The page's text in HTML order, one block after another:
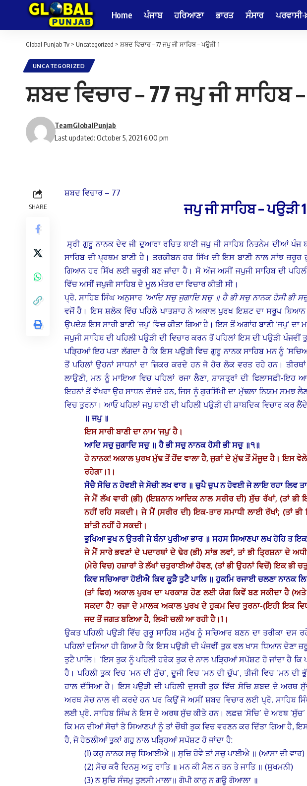
Home ਪੰਜਾਬ ਹਰਿਆਣਾ ਭਾਰਤ ਸੰਸਾਰ
Global Punjab Tv > Uncategorized > ਸ਼ਬਦ ਵਿਚਾਰ – 77 ਜਪੁ ਜੀ ਸਾਹਿਬ – ਪਉੜੀ 1
UNCATEGORIZED
ਸ਼ਬਦ ਵਿਚਾਰ – 77 ਜਪੁ ਜੀ ਸਾਹਿਬ
Last updated: October 5, 2021 6:00 pm
TeamGlobalPunjab
SHARE
ਸ਼ਬਦ ਵਿਚਾਰ – 77
ਜਪੁ ਜੀ ਸਾਹਿਬ – ਪਉੜੀ 1
ਸ੍ਰੀ ਗੁਰੂ ਨਾਨਕ ਦੇਵ ਜੀ ਦੁਆਰਾ ਰਚਿਤ ਬਾਣੀ ਜਪੁ ਜੀ ਸਾਹਿਬ ਨਿਤਨੇਮ ਦੀਆਂ ਪੰਜ
ਸਾਹਿਬ ਦੀ ਪ੍ਰਥਮ ਬਾਣੀ ਹੈ। ਤਰਕੀਬਨ ਹਰ ਸਿੱਖ ਦੀ ਇਸ ਬਾਣੀ ਨਾਲ ਸਾਂਝ
ਗਿਆਨ ਹਰ ਸਿੱਖ ਲਈ ਜ਼ਰੂਰੀ ਬਣ ਜਾਂਦਾ ਹੈ। ਸੋ ਅੱਜ ਅਸੀਂ ਜਪੁਜੀ ਸਾਹਿਬ ਦੀ
ਵਿੱਚ ਅਸੀਂ ਜਪੁਜੀ ਸਾਹਿਬ ਦੇ ਮੂਲ ਮੰਤਰ ਦਾ ਵਿਚਾਰ ਕੀਤੀ ਸੀ।
ਪ੍ਰੋ. ਸਾਹਿਬ ਸਿੰਘ ਅਨੁਸਾਰ ‘ਆਦਿ ਸਚੁ ਜੁਗਾਦਿ ਸਚੁ ॥ ਹੈ ਭੀ ਸਚੁ ਨਾਨਕ ਹੋਸੀ ਭੀ
ਵਜੋਂ ਹੈ। ਇਸ ਸ਼ਲੋਕ ਵਿੱਚ ਪਹਿਲੇ ਪਾਤਸ਼ਾਹ ਨੇ ਅਕਾਲ ਪੁਰਖ ਇਸ਼ਟ ਦਾ ਸਰੂਪ ਬਿਆਨ
ਉਪਦੇਸ਼ ਇਸ ਸਾਰੀ ਬਾਣੀ ‘ਜਪੁ’ ਵਿਚ ਕੀਤਾ ਗਿਆ ਹੈ। ਇਸ ਤੋਂ ਅਗਾਂਹ ਬਾਣੀ ‘ਜਪੁ’ ਦਾ
ਜਪੁਜੀ ਸਾਹਿਬ ਦੀ ਪਹਿਲੀ ਪਉੜੀ ਦੀ ਵਿਚਾਰ ਕਰਨ ਤੋਂ ਪਹਿਲਾਂ ਇਸ ਦੀ ਪਉੜੀ
ਪੜ੍ਹਿਆਂ ਇਹ ਪਤਾ ਲੱਗਦਾ ਹੈ ਕਿ ਇਸ ਪਉੜੀ ਵਿਚ ਗੁਰੂ ਨਾਨਕ ਸਾਹਿਬ ਮਨ ਨੂੰ
ਤੋਂ ਪਹਿਲਾਂ ਉਹਨਾਂ ਸਾਧਨਾਂ ਦਾ ਜ਼ਿਕਰ ਕਰਦੇ ਹਨ ਜੋ ਹੋਰ ਲੋਕ ਵਰਤ ਰਹੇ ਹਨ।
ਲਾਉਣੀ, ਮਨ ਨੂੰ ਮਾਇਆ ਵਿਚ ਪਹਿਲਾਂ ਰਜਾ ਲੈਣਾ, ਸ਼ਾਸਤ੍ਰਾਂ ਦੀ ਫਿਲਾਸਫ਼ੀ-
ਇਹਨਾਂ ਤੋਂ ਵੱਖਰਾ ਉਹ ਸਾਧਨ ਦੱਸਦੇ ਹਨ, ਜਿਸ ਨੂੰ ਗੁਰਸਿੱਖੀ ਦਾ ਮੁੱਢਲਾ ਨਿਯਮ ਸਮਝ
ਵਿਚ ਤੁਰਨਾ। ਆਓ ਪਹਿਲਾਂ ਜਪੁ ਬਾਣੀ ਦੀ ਪਹਿਲੀ ਪਉੜੀ ਦੀ ਸ਼ਾਬਦਿਕ ਵਿਚਾਰ ਕਰ
॥ ਜਪੁ ॥
ਇਸ ਸਾਰੀ ਬਾਣੀ ਦਾ ਨਾਮ ‘ਜਪੁ’ ਹੈ।
ਆਦਿ ਸਚੁ ਜੁਗਾਦਿ ਸਚੁ ॥ ਹੈ ਭੀ ਸਚੁ ਨਾਨਕ ਹੋਸੀ ਭੀ ਸਚੁ ॥੧॥
ਹੇ ਨਾਨਕ! ਅਕਾਲ ਪੁਰਖ ਮੁੱਢ ਤੋਂ ਹੋਂਦ ਵਾਲਾ ਹੈ, ਜੁਗਾਂ ਦੇ ਮੁੱਢ ਤੋਂ ਮੌਜੂਦ ਹੈ। ਇਸ ਵੇਲੇ
ਰਹੇਗਾ।1।
ਸੋਚੈ ਸੋਚਿ ਨ ਹੋਵਈ ਜੇ ਸੋਚੀ ਲਖ ਵਾਰ ॥ ਚੁਪੈ ਚੁਪ ਨ ਹੋਵਈ ਜੇ ਲਾਇ ਰਹਾ ਲਿਵ
ਜੇ ਮੈਂ ਲੱਖ ਵਾਰੀ (ਭੀ) (ਇਸ਼ਨਾਨ ਆਦਿਕ ਨਾਲ ਸਰੀਰ ਦੀ) ਸੁੱਚ ਰੱਖਾਂ, (ਤਾਂ
ਨਹੀਂ ਰਹਿ ਸਕਦੀ। ਜੇ ਮੈਂ (ਸਰੀਰ ਦੀ) ਇਕ-ਤਾਰ ਸਮਾਧੀ ਲਾਈ ਰੱਖਾਂ; (ਤਾਂ
ਸ਼ਾਂਤੀ ਨਹੀਂ ਹੋ ਸਕਦੀ।
ਭੁਖਿਆ ਭੁਖ ਨ ਉਤਰੀ ਜੇ ਬੰਨਾ ਪੁਰੀਆ ਭਾਰ ॥ ਸਹਸ ਸਿਆਣਪਾ ਲਖ ਹੋਹਿ ਤ ਇਕ
ਜੇ ਮੈਂ ਸਾਰੇ ਭਵਣਾਂ ਦੇ ਪਦਾਰਥਾਂ ਦੇ ਢੇਰ (ਭੀ) ਸਾਂਭ ਲਵਾਂ, ਤਾਂ ਭੀ ਤ੍ਰਿਸ਼ਨਾ ਦੇ
(ਮੇਰੇ ਵਿਚ) ਹਜ਼ਾਰਾਂ ਤੇ ਲੱਖਾਂ ਚਤੁਰਾਈਆਂ ਹੋਵਣ, (ਤਾਂ ਭੀ ਉਹਨਾਂ ਵਿਚੋਂ) ਇਕ ਭੀ
ਕਿਵ ਸਚਿਆਰਾ ਹੋਈਐ ਕਿਵ ਕੂੜੈ ਤੁਟੈ ਪਾਲਿ ॥ ਹੁਕਮਿ ਰਜਾਈ ਚਲਣਾ ਨਾਨਕ
(ਤਾਂ ਫਿਰ) ਅਕਾਲ ਪੁਰਖ ਦਾ ਪਰਕਾਸ਼ ਹੋਣ ਲਈ ਯੋਗ ਕਿਵੇਂ ਬਣ ਸਕੀਦਾ ਹੈ
ਸਕਦਾ ਹੈ? ਰਜ਼ਾ ਦੇ ਮਾਲਕ ਅਕਾਲ ਪੁਰਖ ਦੇ ਹੁਕਮ ਵਿਚ ਤੁਰਨਾ-(ਇਹੀ ਇਕ
ਜਦ ਤੋਂ ਜਗਤ ਬਣਿਆ ਹੈ, ਲਿਖੀ ਚਲੀ ਆ ਰਹੀ ਹੈ।1।
ਉਕਤ ਪਹਿਲੀ ਪਉੜੀ ਵਿੱਚ ਗੁਰੂ ਸਾਹਿਬ ਮਨੁੱਖ ਨੂੰ ਸਚਿਆਰ ਬਣਨ ਦਾ ਤਰੀਕਾ
ਪਹਿਲਾਂ ਦਸਿਆ ਹੀ ਗਿਆ ਹੈ ਕਿ ਇਸ ਪਉੜੀ ਦੀ ਪੰਜਵੀਂ ਤੁਕ ਵਲ ਖਾਸ ਧਿਆਨ ਦੇਣਾ
ਤੁਟੈ ਪਾਲਿ। ‘ਇਸ ਤੁਕ ਨੂੰ ਪਹਿਲੀ ਹਰੇਕ ਤੁਕ ਦੇ ਨਾਲ ਪੜ੍ਹਿਆਂ ਸਪੱਸ਼ਟ ਹੋ ਜਾਂਦਾ ਹੈ ਕਿ
ਹੈ। ਪਹਿਲੀ ਤੁਕ ਵਿਚ ‘ਮਨ ਦੀ ਸੁੱਚ’, ਦੂਜੀ ਵਿਚ ‘ਮਨ ਦੀ ਚੁੱਪ’, ਤੀਜੀ ਵਿਚ ‘ਮਨ
ਹਾਲ ਦੱਸਿਆ ਹੈ। ਇਸ ਪਉੜੀ ਦੀ ਪਹਿਲੀ ਦੁਸਰੀ ਤੁਕ ਵਿੱਚ ਸੋਚਿ ਸ਼ਬਦ ਦੇ ਅਰਥ
ਅਰਥ ਸੋਚ ਨਾਲ ਵੀ ਕਰਦੇ ਹਨ ਪਰ ਕਿਉਂ ਜੋ ਅਸੀਂ ਸ਼ਬਦ ਵਿਚਾਰ ਲਈ ਪ੍ਰੋ. ਸਾਹਿਬ
ਲਈ ਪ੍ਰੋ. ਸਾਹਿਬ ਸਿੰਘ ਨੇ ਇਸ ਦੇ ਅਰਥ ਸੁੱਚ ਕੀਤੇ ਹਨ। ਲਫ਼ਜ਼ ‘ਸੋਚਿ’ ਦੇ ਅਰਥ
ਕਿ ਮਨ ਦੀਆਂ ਸੋਚਾਂ ਤੇ ਸਿਆਣਪਾਂ ਨੂੰ ਤਾਂ ਚੌਥੀ ਤੁਕ ਵਿਚ ਵਰਣਨ ਕਰ ਦਿੱਤਾ ਗਿਆ ਹੈ,
ਹੈ, ਜੋ ਹੇਠਲੀਆਂ ਤੁਕਾਂ ਗਹੁ ਨਾਲ ਪੜ੍ਹਿਆਂ ਸਪੱਸ਼ਟ ਹੋ ਜਾਂਦਾ ਹੈ:
(1) ਕਹੁ ਨਾਨਕ ਸਚੁ ਧਿਆਈਐ ॥ ਸੁਚਿ ਹੋਵੈ ਤਾਂ ਸਚੁ ਪਾਈਐ ॥ (ਆਸਾ ਦੀ ਵਾਰ)
(2) ਸੋਚ ਕਰੈ ਦਿਨਸੁ ਅਰੁ ਰਾਤਿ ॥ ਮਨ ਕੀ ਮੈਲ ਨ ਤਨ ਤੇ ਜਾਤਿ ॥ (ਸੁਖਮਨੀ)
(3) ਨ ਸੁਚਿ ਸੰਜਮੁ ਤੁਲਸੀ ਮਾਲਾ॥ ਗੋਪੀ ਕਾਨੁ ਨ ਗਊ ਗੋਆਲਾ ॥